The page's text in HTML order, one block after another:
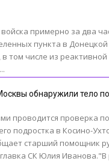
примерно за два
пункта в
в том числе из
обнаружили тело
проводится проверка
подростка в Косино-
старший помощник
главка СК Юлия